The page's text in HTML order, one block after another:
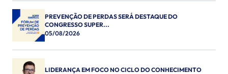
PREVENÇÃO DE PERDAS SERÁ DESTAQUE DO
CONGRESSO SUPER...
05/08/2026
LIDERANÇA EM FOCO NO CICLO DO CONHECIMENTO